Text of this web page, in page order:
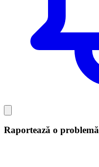
Raportează o problemă